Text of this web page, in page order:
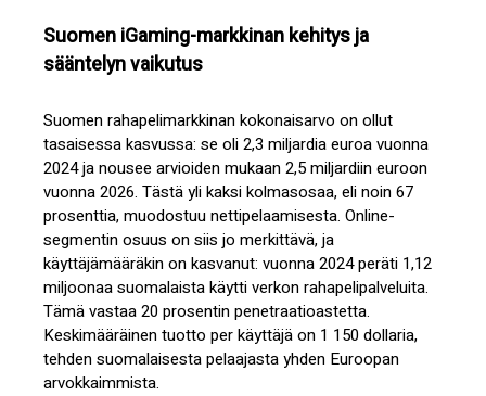
Suomen iGaming-markkinan kehitys ja
sääntelyn vaikutus
Suomen rahapelimarkkinan kokonaisarvo on ollut
tasaisessa kasvussa: se oli 2,3 miljardia euroa vuonna
2024 ja nousee arvioiden mukaan 2,5 miljardiin euroon
vuonna 2026. Tästä yli kaksi kolmasosaa, eli noin 67
prosenttia, muodostuu nettipelaamisesta. Online-
segmentin osuus on siis jo merkittävä, ja
käyttäjämääräkin on kasvanut: vuonna 2024 peräti 1,12
miljoonaa suomalaista käytti verkon rahapelipalveluita.
Tämä vastaa 20 prosentin penetraatioastetta.
Keskimääräinen tuotto per käyttäjä on 1 150 dollaria,
tehden suomalaisesta pelaajasta yhden Euroopan
arvokkaimmista.